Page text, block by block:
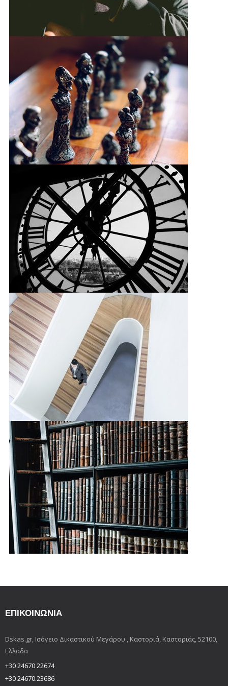
ΕΠΙΚΟΙΝΩΝΊΑ
Dskas.gr, Ισόγειο Δικαστικού Μεγάρου , Καστοριά, Καστοριάς, 52100,
Ελλάδα
+30 24670 22674
+30 24670.23686